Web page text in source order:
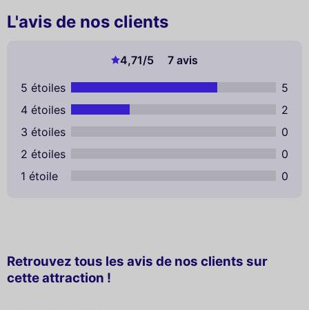
L'avis de nos clients
4,71/5
7 avis
5 étoiles
5
4 étoiles
2
3 étoiles
0
2 étoiles
0
1 étoile
0
Retrouvez tous les avis de nos clients sur
cette attraction !